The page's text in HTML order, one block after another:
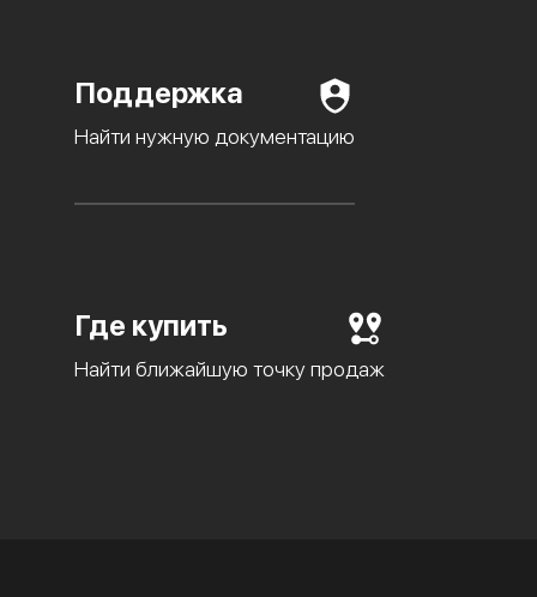
Поддержка
Найти нужную документацию
Где купить
Найти ближайшую точку продаж